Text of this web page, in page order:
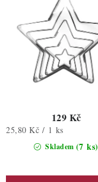
Skladem (7 ks)
129 Kč
Měrná
25,80 Kč / 1 ks